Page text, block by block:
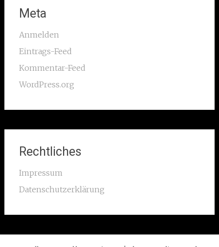
Meta
Anmelden
Eintrags-Feed
Kommentar-Feed
WordPress.org
Rechtliches
Impressum
Datenschutzerklärung